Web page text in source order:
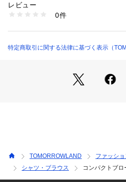
オンオフ問わずに幅広いシーンで活
トにクリーンな印象をプラスしてく
さい
店舗にお問い合わせの際は、下記
洗濯：手洗い、漂白不可、タンブル乾燥不
可、ドライ可、ウエットクリーニング可
商品番号：1095000011064 （モール）
レビュー
0件
特定商取引に関する法律に基づく表示（
TOMORROWLAND ファッショ
シャツ・ブラウス
コンパクトブ